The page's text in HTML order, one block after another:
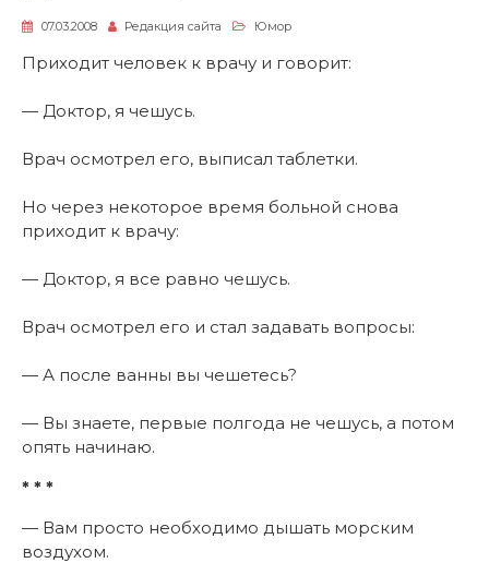
07.03.2008 Редакция сайта Юмор
Приходит человек к врачу и говорит:
— Доктор, я чешусь.
Врач осмотрел его, выписал таблетки.
Но через некоторое время больной снова
приходит к врачу:
— Доктор, я все равно чешусь.
Врач осмотрел его и стал задавать вопросы:
— А после ванны вы чешетесь?
— Вы знаете, первые полгода не чешусь, а потом
опять начинаю.
* * *
— Вам просто необходимо дышать морским
воздухом.